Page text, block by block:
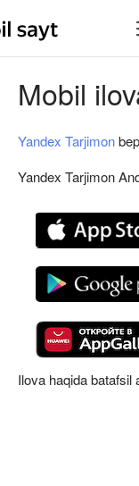
Mobil
Yandex Tarjimon
Yandex Tarjimon
Ilova haqida